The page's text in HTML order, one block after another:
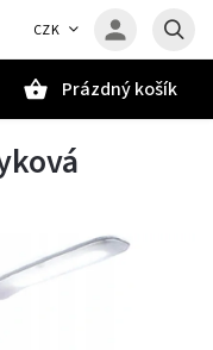
CZK
Prázdný košík